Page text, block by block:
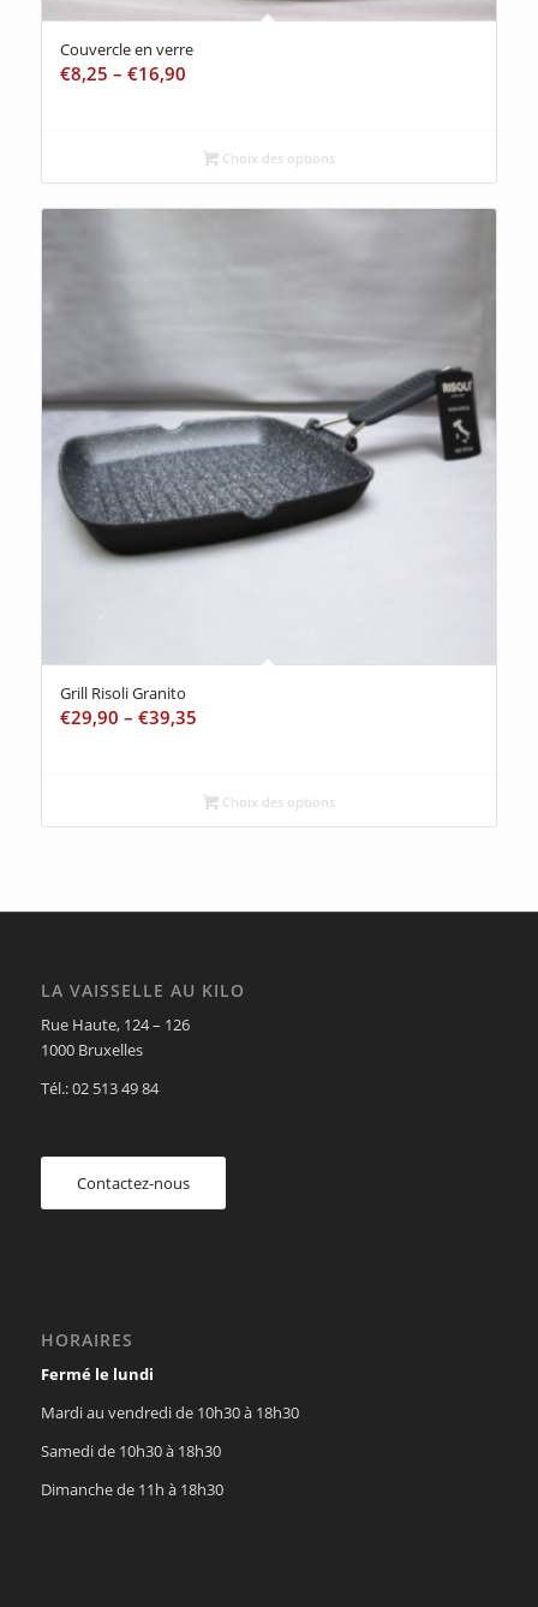
Couvercle en verre
€8,25 – €16,90
Choix des options
Grill Risoli Granito
€29,90 – €39,35
Choix des options
LA VAISSELLE AU KILO
Rue Haute, 124 – 126
1000 Bruxelles
Tél.: 02 513 49 84
Contactez-nous
HORAIRES
Fermé le lundi
Mardi au vendredi de 10h30 à 18h30
Samedi de 10h30 à 18h30
Dimanche de 11h à 18h30